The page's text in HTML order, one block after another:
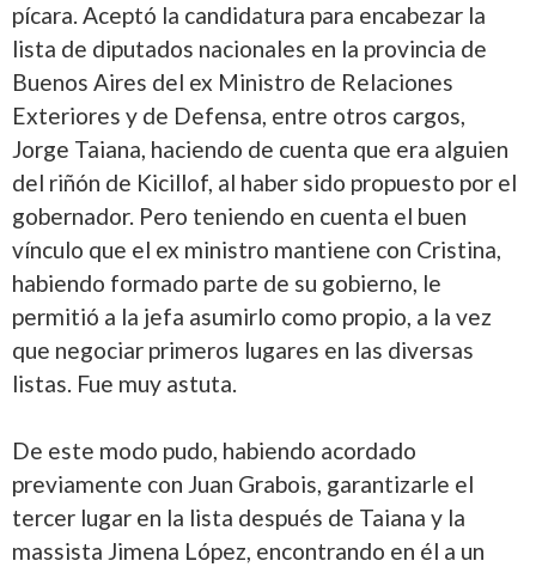
pícara. Aceptó la candidatura para encabezar la
lista de diputados nacionales en la provincia de
Buenos Aires del ex Ministro de Relaciones
Exteriores y de Defensa, entre otros cargos,
Jorge Taiana, haciendo de cuenta que era alguien
del riñón de Kicillof, al haber sido propuesto por el
gobernador. Pero teniendo en cuenta el buen
vínculo que el ex ministro mantiene con Cristina,
habiendo formado parte de su gobierno, le
permitió a la jefa asumirlo como propio, a la vez
que negociar primeros lugares en las diversas
listas. Fue muy astuta.
De este modo pudo, habiendo acordado
previamente con Juan Grabois, garantizarle el
tercer lugar en la lista después de Taiana y la
massista Jimena López, encontrando en él a un